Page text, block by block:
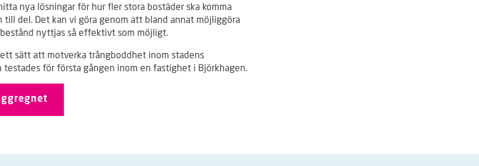
nya lösningar för hur fler stora bostäder ska komma
till del. Det kan vi göra genom att bland annat möjliggöra
nyttjas så effektivt som möjligt.
sätt att motverka trångboddhet inom stadens
testades för första gången inom en fastighet i Björkhagen.